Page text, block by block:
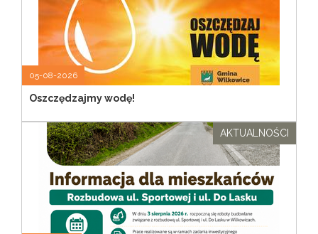
05-08-2026
Oszczędzajmy wodę!
AKTUALNOŚCI